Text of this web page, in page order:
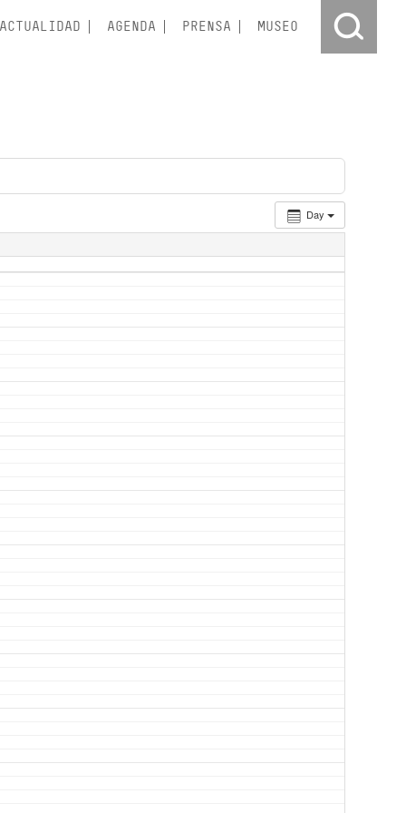
ACTUALIDAD AGENDA PRENSA MUSEO
Day